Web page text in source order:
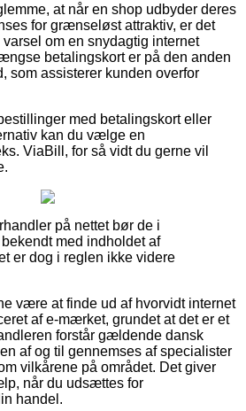
at når en shop udbyder deres
for grænseløst attraktiv, er det
om en snydagtig internet
betalingskort er på den anden
som assisterer kunden overfor
med betalingskort eller
kan du vælge en
ViaBill, for så vidt du gerne vil
på nettet bør de i
med indholdet af
er dog i reglen ikke videre
være at finde ud af hvorvidt internet
af e-mærket, grundet at det er et
forstår gældende dansk
af og til gennemses af specialister
vilkårene på området. Det giver
når du udsættes for
handel.